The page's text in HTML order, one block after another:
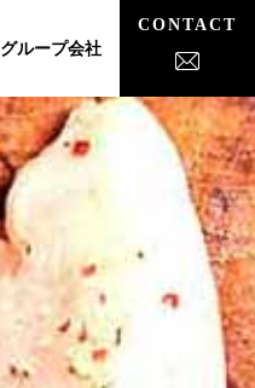
グループ会社
CONTACT
